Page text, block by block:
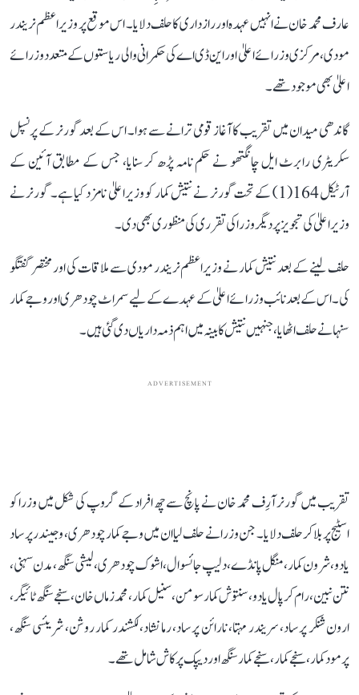
عارف محمد خان نے انہیں عہدہ اور رازداری کا حلف دلایا۔ اس موقع پر وزیراعظم نریندر
مودی، مرکزی وزرائے اعلیٰ اور این ڈی اے کی حکمرانی والی ریاستوں کے متعدد وزرائے
اعلیٰ بھی موجود تھے۔
گاندھی میدان میں تقریب کا آغاز قومی ترانے سے ہوا۔ اس کے بعد گورنر کے پرنسپل
سکریٹری رابرٹ ایل چانگتھو نے حکم نامہ پڑھ کر سنایا، جس کے مطابق آئین کے
آرٹیکل 164(1) کے تحت گورنر نے نتیش کمار کو وزیراعلیٰ نامزد کیا ہے۔ گورنر نے
وزیراعلیٰ کی تجویز پر دیگر وزرا کی تقرری کی منظوری بھی دی۔
حلف لینے کے بعد نتیش کمار نے وزیراعظم نریندر مودی سے ملاقات کی اور مختصر گفتگو
کی۔ اس کے بعد نائب وزرائے اعلیٰ کے عہدے کے لیے سمراٹ چودھری اور وجے کمار
سنہا نے حلف اٹھایا، جنہیں نتیش کابینہ میں اہم ذمہ داریاں دی گئی ہیں۔
ADVERTISEMENT
تقریب میں گورنر آرِف محمد خان نے پانچ سے چھ افراد کے گروپ کی شکل میں وزرا کو
اسٹیج پر بلا کر حلف دلایا۔ جن وزرا نے حلف لیا ان میں وجے کمار چودھری، وجیندر پرساد
یادو، شرون کمار، منگل پانڈے، دلیپ جائسوال، اشوک چودھری، لیشی سنگھ، مدن سہنی،
نتن نبین، رام کرپال یادو، سنتوش کمار سومن، سنیل کمار، محمد زماں خان، سنجے سنگھ ٹائیگر،
ارون شنکر پرساد، سریندر مہتا، نارائن پرساد، رما نشاد، لکشندر کمار روشن، شریئسی سنگھ،
پرمود کمار، سنجے کمار، سنجے کمار سنگھ اور دیپک پرکاش شامل تھے۔